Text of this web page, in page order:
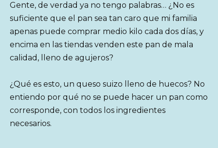
Gente, de verdad ya no tengo palabras… ¿No es
suficiente que el pan sea tan caro que mi familia
apenas puede comprar medio kilo cada dos días, y
encima en las tiendas venden este pan de mala
calidad, lleno de agujeros?
¿Qué es esto, un queso suizo lleno de huecos? No
entiendo por qué no se puede hacer un pan como
corresponde, con todos los ingredientes
necesarios.